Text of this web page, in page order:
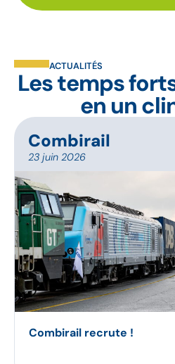
ACTUALITÉS
Les temps
en un
Combirail
23 juin 2026
Combirail recrute !